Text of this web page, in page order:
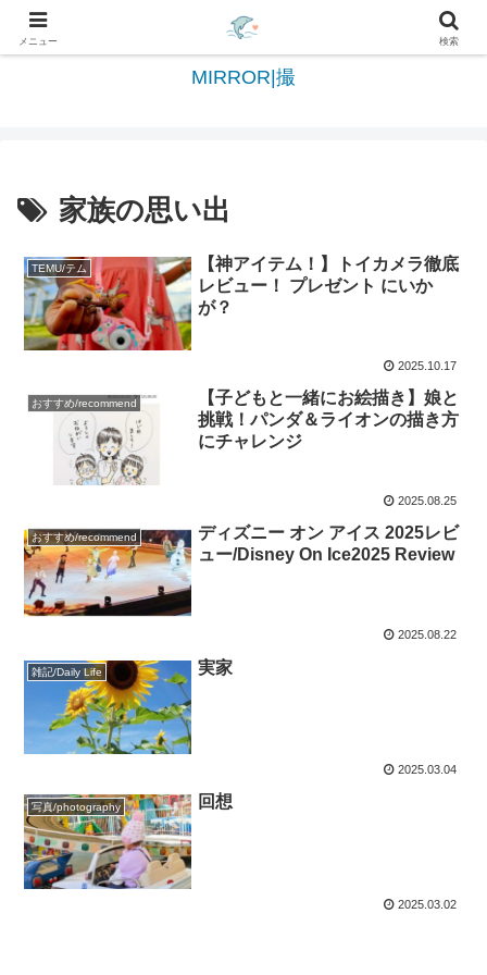
日々を綴る＆写真を切撮る世界へようこそ
MIRROR|撮
家族の思い出
TEMU/テム
【神アイテム！】トイカメラ徹底
レビュー！ プレゼント にいか
が？
2025.10.17
おすすめ/recommend
【子どもと一緒にお絵描き】娘と
挑戦！パンダ＆ライオンの描き方
にチャレンジ
2025.08.25
おすすめ/recommend
ディズニー オン アイス 2025レビ
ュー/Disney On Ice2025 Review
2025.08.22
雑記/Daily Life 実家
2025.03.04
写真/photography 回想
2025.03.02
メニュー 検索